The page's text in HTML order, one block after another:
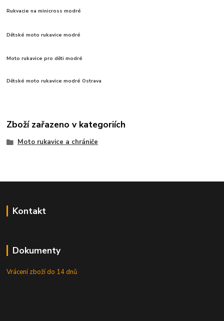
Rukvacie na minicross modré
Dětské moto rukavice modré
Moto rukavice pro děti modré
Dětské moto rukavice modré Ostrava
Zboží zařazeno v kategoriích
Moto rukavice a chrániče
Kontakt
Dokumenty
Vrácení zboží do 14 dnů